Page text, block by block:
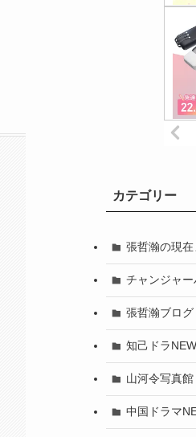
カテゴリー
張哲瀚の現
チャンジャ
張哲瀚ブログ
知己ドラ
(42)
(5)
山河令写真館
中国ドラマ